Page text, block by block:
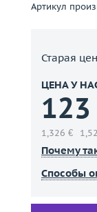
Артикул
Старая
ЦЕНА У
1,326 €
Почему
Способы